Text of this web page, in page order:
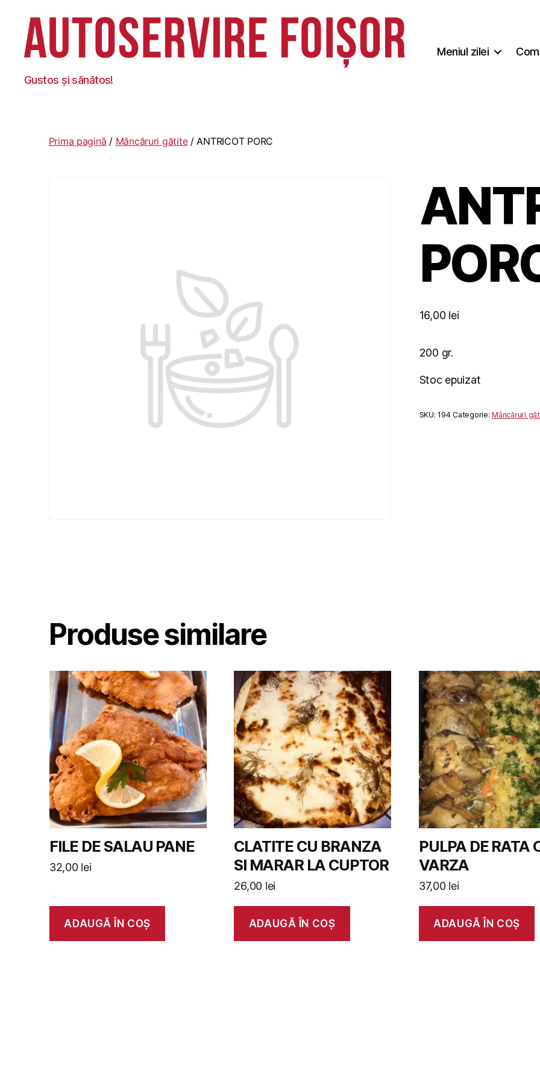
Autoservire
Foisor
Gustos și sănătos!
Meniul zilei
Prima pagină / Mâncăruri gătite/ ANTRICOT PORC
16,00 lei
200 gr.
Stoc epuizat
SKU:194 Categorie:Mâncăruri
Produse similare
FILE DE SALAU PANE
32,00 lei
ADAUGĂ ÎN COȘ
CLATITE CU BRANZA
SI MARAR LA CUPTOR
26,00 lei
ADAUGĂ ÎN COȘ
PULPA DE RATA
VARZA
37,00 lei
ADAUGĂ ÎN COȘ